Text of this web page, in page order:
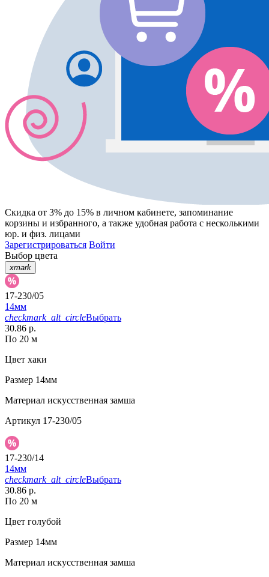
Скидка от 3% до 15% в личном кабинете, запоминание
корзины и избранного, а также удобная работа с несколькими
юр. и физ. лицами
Зарегистрироваться Войти
Выбор цвета
xmark
17-230/05
14мм
checkmark_alt_circleВыбрать
30.86 р.
По 20 м
Цвет хаки
Размер 14мм
Материал искусственная замша
Артикул 17-230/05
17-230/14
14мм
checkmark_alt_circleВыбрать
30.86 р.
По 20 м
Цвет голубой
Размер 14мм
Материал искусственная замша